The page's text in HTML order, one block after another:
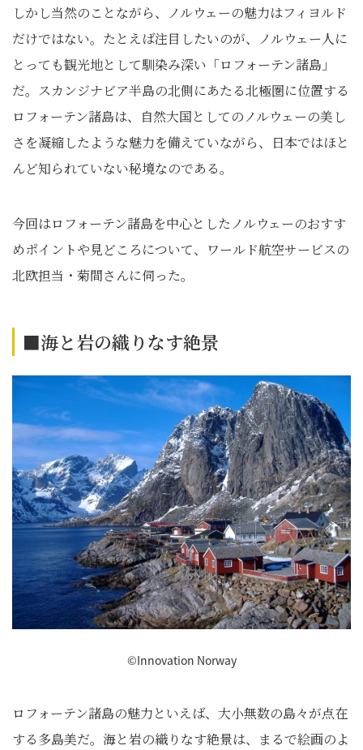
しかし当然のことながら、ノルウェーの魅力はフィヨルド
だけではない。たとえば注目したいのが、ノルウェー人に
とっても観光地として馴染み深い「ロフォーテン諸島」
だ。スカンジナビア半島の北側にあたる北極圏に位置する
ロフォーテン諸島は、自然大国としてのノルウェーの美し
さを凝縮したような魅力を備えていながら、日本ではほと
んど知られていない秘境なのである。
今回はロフォーテン諸島を中心としたノルウェーのおすす
めポイントや見どころについて、ワールド航空サービスの
北欧担当・菊間さんに伺った。
■海と岩の織りなす絶景
©Innovation Norway
ロフォーテン諸島の魅力といえば、大小無数の島々が点在
する多島美だ。海と岩の織りなす絶景は、まるで絵画のよ